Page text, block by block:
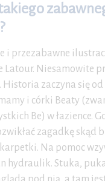
i przezabawne
Latour. Niesamowite
Historia zaczyna się od
i córki Beaty
Be) w łazience.
zagadkę skąd
Na pomoc
hydraulik. Stuka,